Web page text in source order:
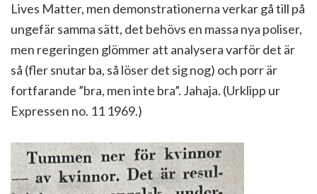
Lives Matter, men demonstrationerna verkar gå till på
ungefär samma sätt, det behövs en massa nya poliser,
men regeringen glömmer att analysera varför det är
så (fler snutar ba, så löser det sig nog) och porr är
fortfarande ”bra, men inte bra”. Jahaja. (Urklipp ur
Expressen no. 11 1969.)